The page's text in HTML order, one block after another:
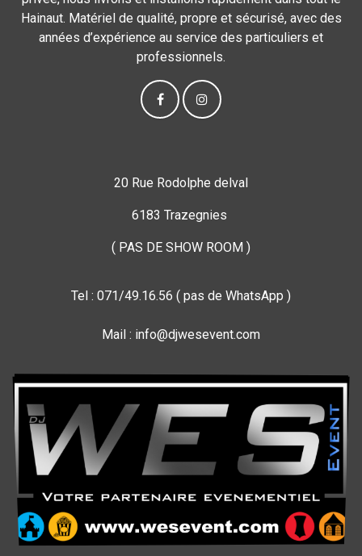
Hainaut. Matériel de qualité, propre et sécurisé, avec des
années d’expérience au service des particuliers et
professionnels.
20 Rue Rodolphe delval
6183 Trazegnies
( PAS DE SHOW ROOM )
Tel : 071/49.16.56 ( pas de WhatsApp )
Mail : info@djwesevent.com